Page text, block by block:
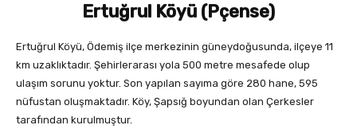
Ertuğrul Köyü (Pçense)
Ertuğrul Köyü, Ödemiş ilçe merkezinin güneydoğusunda, ilçeye 11
km uzaklıktadır. Şehirlerarası yola 500 metre mesafede olup
ulaşım sorunu yoktur. Son yapılan sayıma göre 280 hane, 595
nüfustan oluşmaktadır. Köy, Şapsığ boyundan olan Çerkesler
tarafından kurulmuştur.